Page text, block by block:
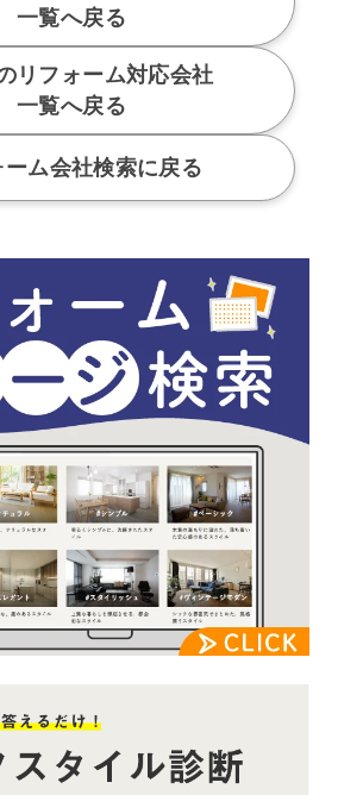
一覧へ戻る
リフォーム対応会社
一覧へ戻る
ーム会社検索に戻る